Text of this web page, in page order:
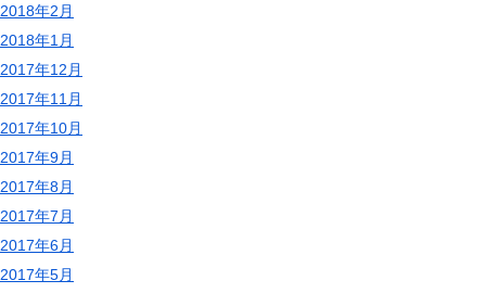
2018年2月
2018年1月
2017年12月
2017年11月
2017年10月
2017年9月
2017年8月
2017年7月
2017年6月
2017年5月